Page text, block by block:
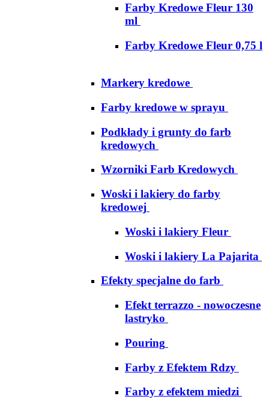
Farby Kredowe Fleur 130
ml
Farby Kredowe Fleur 0,75 l
Markery kredowe
Farby kredowe w sprayu
Podkłady i grunty do farb
kredowych
Wzorniki Farb Kredowych
Woski i lakiery do farby
kredowej
Woski i lakiery Fleur
Woski i lakiery La Pajarita
Efekty specjalne do farb
Efekt terrazzo - nowoczesne
lastryko
Pouring
Farby z Efektem Rdzy
Farby z efektem miedzi